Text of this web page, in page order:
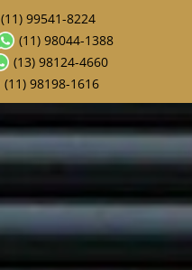
(11) 99541-8224
(11) 98044-1388
(13) 98124-4660
(11) 98198-1616